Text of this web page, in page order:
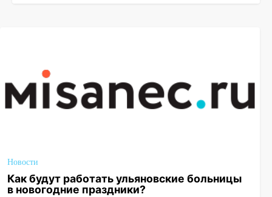
Новости
Как будут работать ульяновские больницы
в новогодние праздники?